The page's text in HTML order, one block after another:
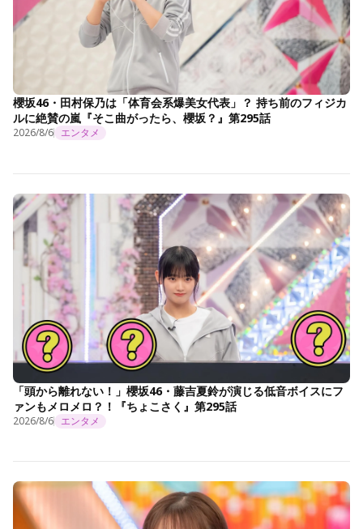
櫻坂46・田村保乃は「体育会系爆美女代表」？ 持ち前のフィジカ
ルに絶賛の嵐『そこ曲がったら、櫻坂？』第295話
2026/8/6 エンタメ
「頭から離れない！」櫻坂46・藤吉夏鈴が演じる低音ボイスにフ
ァンもメロメロ？！『ちょこさく』第295話
2026/8/6 エンタメ